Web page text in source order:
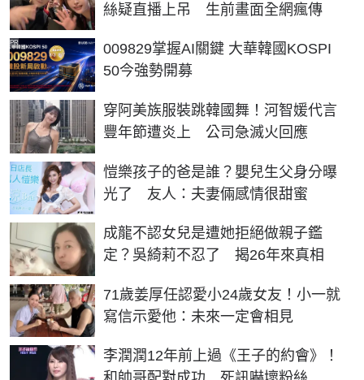
絲疑直播上吊 生前畫面全網瘋傳
009829掌握AI關鍵 大華韓國KOSPI
50今強勢開募
PR
穿阿美族服裝跳韓國舞！河智媛代言
豐年節遭炎上 公司急滅火回應
愷樂孩子的爸是誰？嬰兒生父身分曝
光了 友人：夫妻倆感情很甜蜜
成龍不認女兒是遭她拒絕做親子鑑
定？吳綺莉不忍了 揭26年來真相
71歲姜厚任認愛小24歲女友！小一就
寫信示愛他：未來一定會相見
李潤潤12年前上過《王子的約會》！